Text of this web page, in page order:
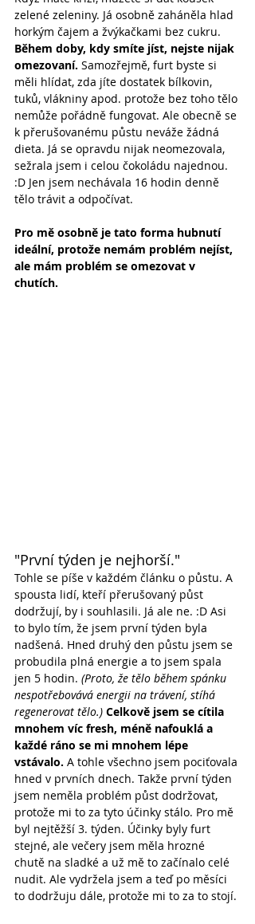
zelené zeleniny. Já osobně zaháněla hlad
horkým čajem a žvýkačkami bez cukru.
Během doby, kdy smíte jíst, nejste nijak
omezovaní. Samozřejmě, furt byste si
měli hlídat, zda jíte dostatek bílkovin,
tuků, vlákniny apod. protože bez toho tělo
nemůže pořádně fungovat. Ale obecně se
k přerušovanému půstu neváže žádná
dieta. Já se opravdu nijak neomezovala,
sežrala jsem i celou čokoládu najednou.
:D Jen jsem nechávala 16 hodin denně
tělo trávit a odpočívat.
Pro mě osobně je tato forma hubnutí
ideální, protože nemám problém nejíst,
ale mám problém se omezovat v
chutích.
"První týden je nejhorší."
Tohle se píše v každém článku o půstu. A
spousta lidí, kteří přerušovaný půst
dodržují, by i souhlasili. Já ale ne. :D Asi
to bylo tím, že jsem první týden byla
nadšená. Hned druhý den půstu jsem se
probudila plná energie a to jsem spala
jen 5 hodin. (Proto, že tělo během spánku
nespotřebovává energii na trávení, stíhá
regenerovat tělo.) Celkově jsem se cítila
mnohem víc fresh, méně nafouklá a
každé ráno se mi mnohem lépe
vstávalo. A tohle všechno jsem pociťovala
hned v prvních dnech. Takže první týden
jsem neměla problém půst dodržovat,
protože mi to za tyto účinky stálo. Pro mě
byl nejtěžší 3. týden. Účinky byly furt
stejné, ale večery jsem měla hrozné
chutě na sladké a už mě to začínalo celé
nudit. Ale vydržela jsem a teď po měsíci
to dodržuju dále, protože mi to za to stojí.